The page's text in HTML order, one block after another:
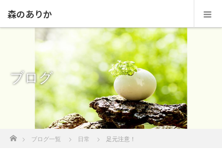
森のありか
ブログ
ブログ一覧 日常 足元注意！